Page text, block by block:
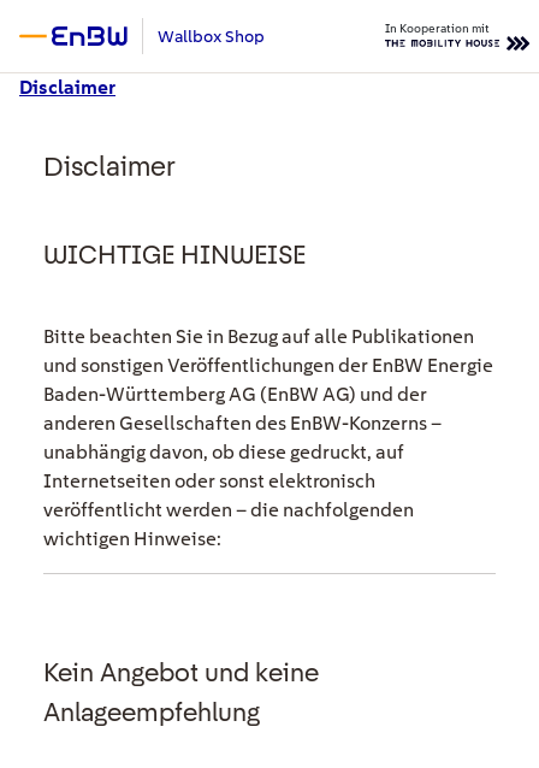
Zum Hauptinhalt springen
Wallbox Shop In Kooperation mit
Disclaimer
Disclaimer
WICHTIGE HINWEISE
Bitte beachten Sie in Bezug auf alle Publikationen
und sonstigen Veröffentlichungen der EnBW Energie
Baden-Württemberg AG (EnBW AG) und der
anderen Gesellschaften des EnBW-Konzerns –
unabhängig davon, ob diese gedruckt, auf
Internetseiten oder sonst elektronisch
veröffentlicht werden – die nachfolgenden
wichtigen Hinweise:
Kein Angebot und keine
Anlageempfehlung